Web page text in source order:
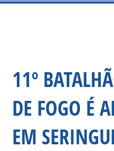
11º
DE FOGO É
EM